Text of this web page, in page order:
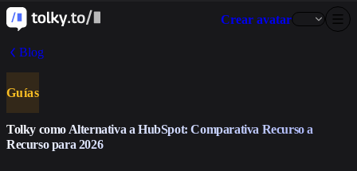
Crear avatar
Blog
Guías
Tolky como Alternativa a HubSpot: Comparativa Recurso a
Recurso para 2026